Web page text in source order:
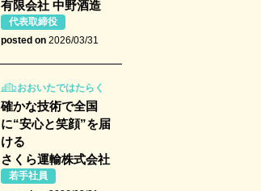
有限会社 中野酒造
代表取締役
posted on 2026/03/31
おおいたではたらく
確かな技術で全国
に“安心と笑顔”を届
ける
さくら運輸株式会社
若手社員